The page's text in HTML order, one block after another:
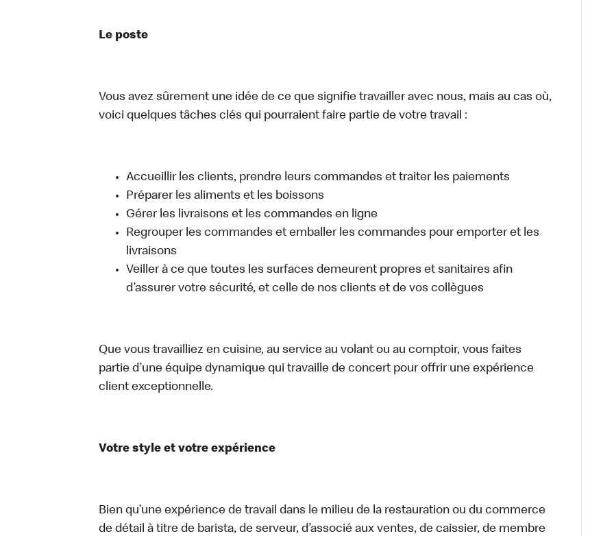
Le poste
Vous avez sûrement une idée de ce que signifie travailler avec nous, mais au cas où,
voici quelques tâches clés qui pourraient faire partie de votre travail :
Accueillir les clients, prendre leurs commandes et traiter les paiements
Préparer les aliments et les boissons
Gérer les livraisons et les commandes en ligne
Regrouper les commandes et emballer les commandes pour emporter et les
livraisons
Veiller à ce que toutes les surfaces demeurent propres et sanitaires afin
d’assurer votre sécurité, et celle de nos clients et de vos collègues
Que vous travailliez en cuisine, au service au volant ou au comptoir, vous faites
partie d’une équipe dynamique qui travaille de concert pour offrir une expérience
client exceptionnelle.
Votre style et votre expérience
Bien qu’une expérience de travail dans le milieu de la restauration ou du commerce
de détail à titre de barista, de serveur, d’associé aux ventes, de caissier, de membre